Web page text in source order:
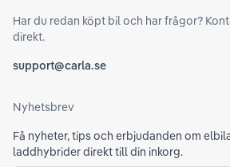
Har du redan köpt bil och har frågor?
direkt.
support@carla.se
Nyhetsbrev
Få nyheter, tips och erbjudanden om
laddhybrider direkt till din inkorg.